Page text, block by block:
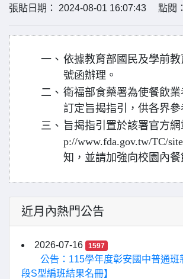
張貼日期： 2024-08-01 16:07:43 點閱：
一、 依據教育部國民及學前教
號函辦理。
二、 衛福部食藥署為使餐飲
訂定旨揭指引，供各界參
三、 旨揭指引置於該署官方
p://www.fda.gov.tw/TC/
知，並請加強向校園內餐
近月內熱門公告
2026-07-16 1597
公告：115學年度彰安國中普通班
段S型編班結果名冊】